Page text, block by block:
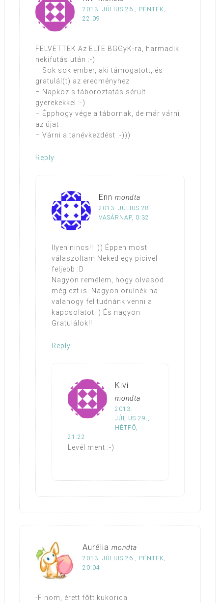
2013. JÚLIUS 26., PÉNTEK,
22:09
FELVETTEK Az ELTE BGGyK-ra, harmadik
nekifutás után :-)
– Sok sok ember, aki támogatott, és
gratulál(t) az eredményhez
– Napközis táboroztatás sérült
gyerekekkel :-)
– Épphogy vége a tábornak, de már várni
az újat
– Várni a tanévkezdést :-)))
Reply
Enn mondta
2013. JÚLIUS 28.,
VASÁRNAP, 0:32
Ilyen nincs!! :)) Éppen most
válaszoltam Neked egy picivel
feljebb :D
Nagyon remélem, hogy olvasod
még ezt is. Nagyon örülnék ha
valahogy fel tudnánk venni a
kapcsolatot :) És nagyon
Gratulálok!!
Reply
Kivi
mondta
2013.
JÚLIUS 29.,
HÉTFŐ,
21:22
Levél ment :-)
Aurélia mondta
2013. JÚLIUS 26., PÉNTEK,
20:04
-Finom, érett főtt kukorica